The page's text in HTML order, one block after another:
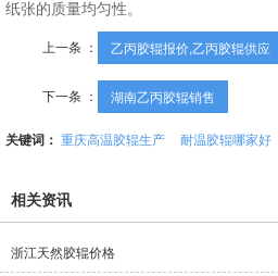
纸张的质量均匀性。
上一条 ： 乙丙胶辊报价,乙丙胶辊供应
下一条 ： 湖南乙丙胶辊销售
关键词： 重庆高温胶辊生产 耐温胶辊哪家好
相关资讯
浙江天然胶辊价格